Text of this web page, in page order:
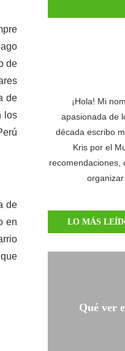
de
de
los
de
en
¡Hola! Mi
apasionada de
década escribo
Kris por el
recomendaciones,
LO MÁS
Qué ver